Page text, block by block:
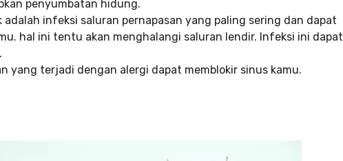
penyumbatan hidung.
adalah infeksi saluran pernapasan yang paling sering dan dapat
hal ini tentu akan menghalangi saluran lendir. Infeksi ini dapat
yang terjadi dengan alergi dapat memblokir sinus kamu.